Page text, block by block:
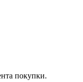
покупки.